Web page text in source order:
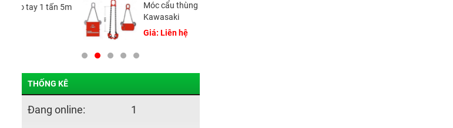
Móc cẩu thùng phi 1 tấn
Kawasaki
Giá: Liên hệ
THỐNG KÊ
Đang online: 1